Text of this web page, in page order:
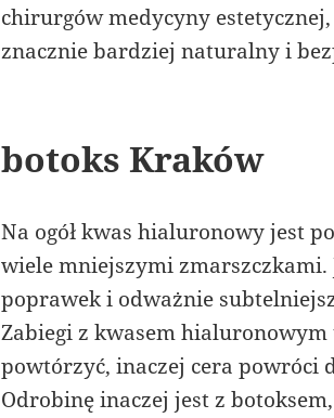
chirurgów medycyny
znacznie bardziej naturalny i
botoks Kraków
Na ogół kwas hialuronowy jest
wiele mniejszymi
poprawek i odważnie
Zabiegi z kwasem
powtórzyć, inaczej cera powróci
Odrobinę inaczej jest z